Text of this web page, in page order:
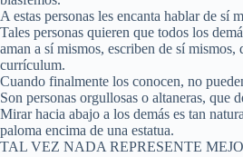
A estas personas les encanta hablar de sí
Tales personas quieren que todos los
aman a sí mismos, escriben de sí
currículum.
Cuando finalmente los conocen, no
Son personas orgullosas o altaneras, que
Mirar hacia abajo a los demás es tan
paloma encima de una estatua.
TAL VEZ NADA REPRESENTE